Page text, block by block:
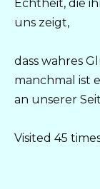
Echtheit, die
uns zeigt,
dass wahres
manchmal ist
an unserer
Visited 45